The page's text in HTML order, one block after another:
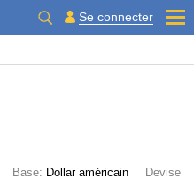
Se connecter
Base: Dollar américain
Devise